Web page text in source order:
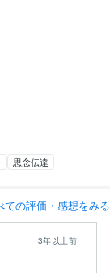
思念伝達
ての評価・感想をみる
3年以上前